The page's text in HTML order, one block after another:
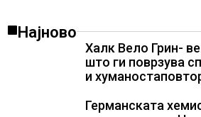
Најново
Халк Вело Грин-
што ги поврзува
и
Германската